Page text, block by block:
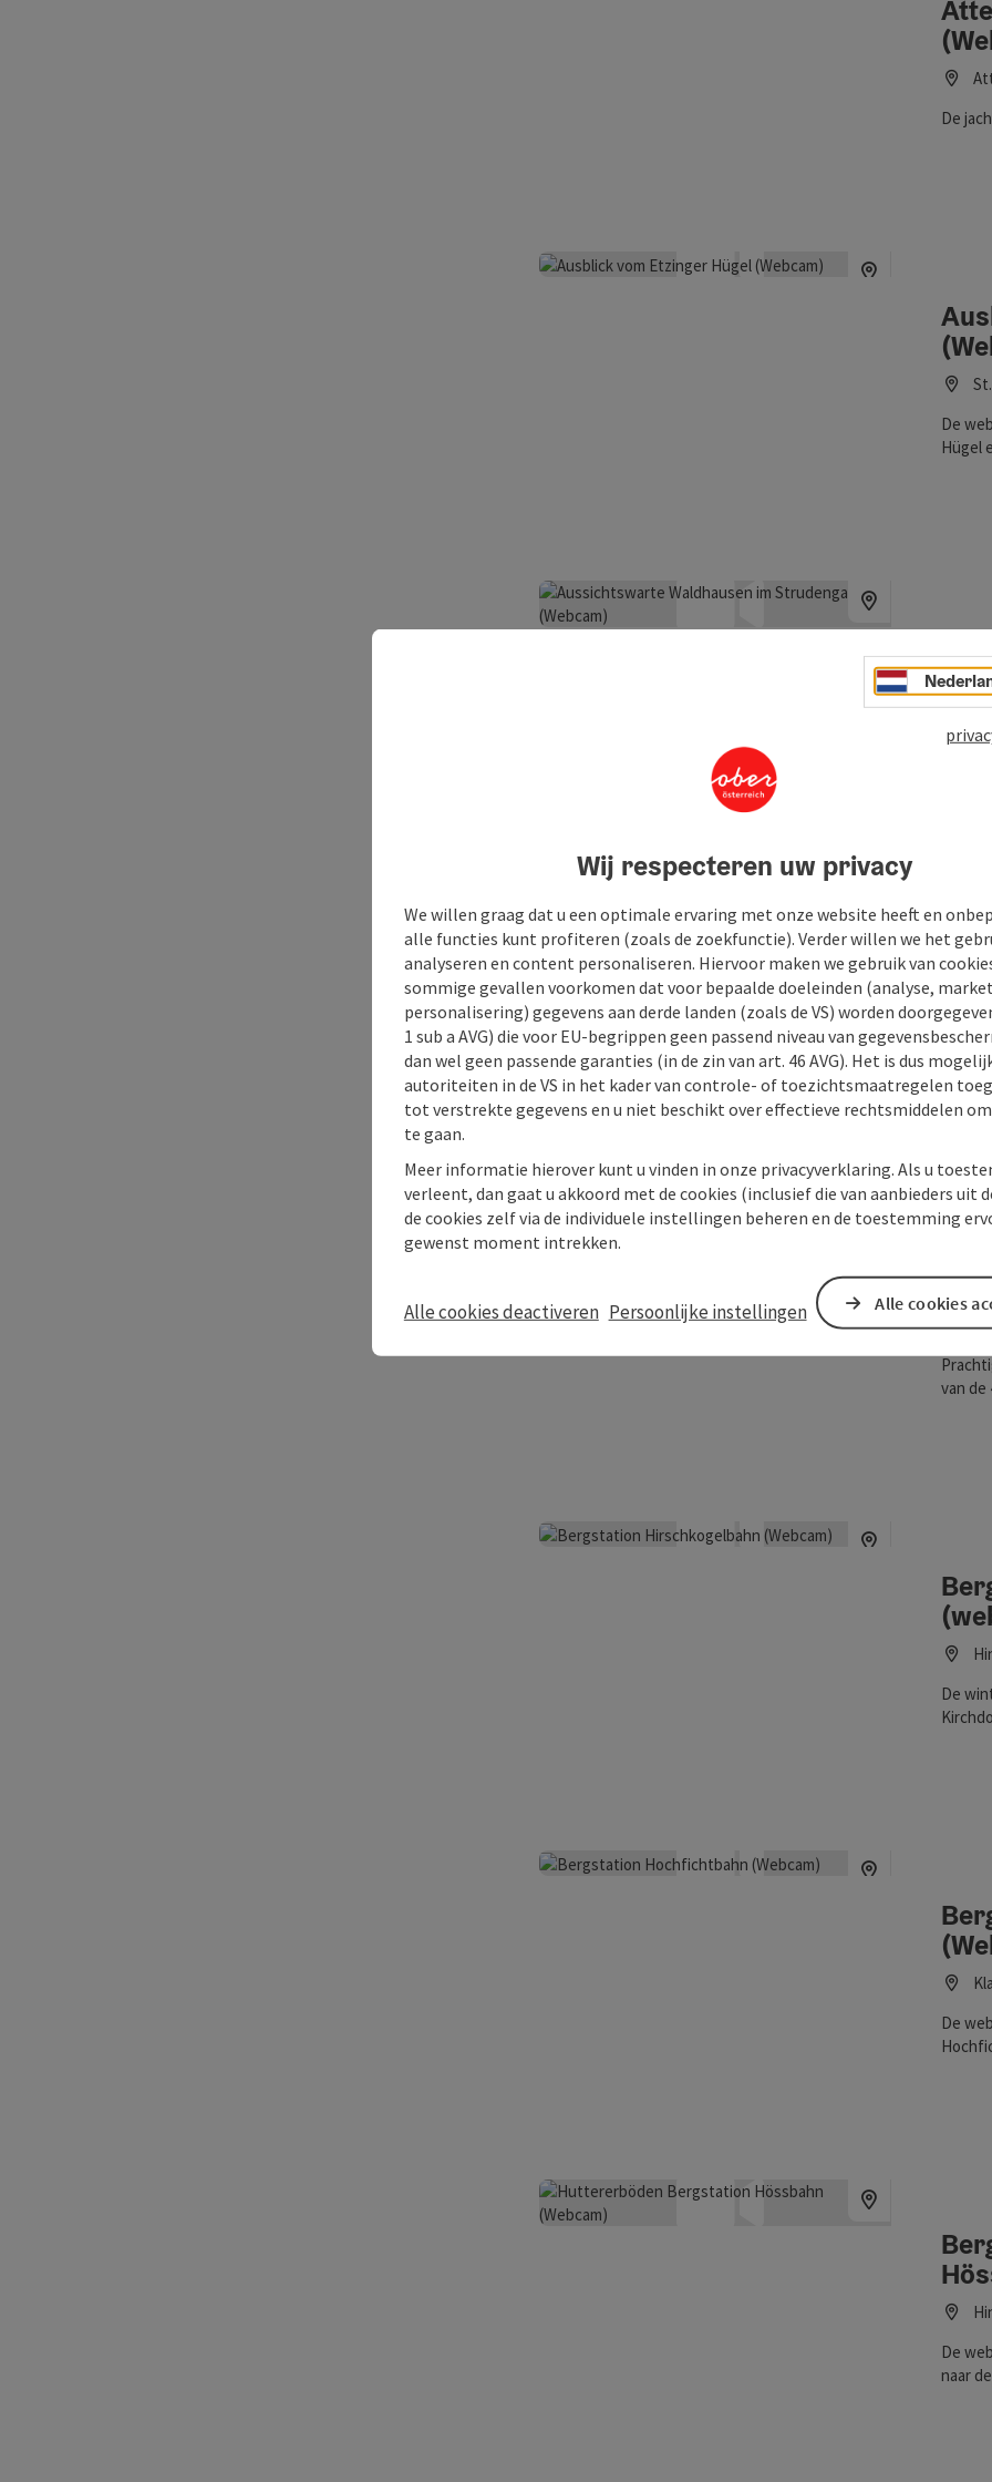
De
De
Hügel
De
van de
De
De
De
naar
Wij respecteren uw privacy
We willen graag dat u een optimale ervaring met onze website heeft en
alle functies kunt profiteren (zoals de zoekfunctie). Verder willen we het
analyseren en content personaliseren. Hiervoor maken we gebruik van
sommige gevallen voorkomen dat voor bepaalde doeleinden (analyse,
personalisering) gegevens aan derde landen (zoals de VS) worden
1 sub a AVG) die voor EU-begrippen geen passend niveau van
dan wel geen passende garanties (in de zin van art. 46 AVG). Het is dus
autoriteiten in de VS in het kader van controle- of toezichtsmaatregelen
tot verstrekte gegevens en u niet beschikt over effectieve rechtsmiddelen
te gaan.
Meer informatie hierover kunt u vinden in onze privacyverklaring. Als u
verleent, dan gaat u akkoord met de cookies (inclusief die van aanbieders uit
de cookies zelf via de individuele instellingen beheren en de toestemming
gewenst moment intrekken.
Alle cookies deactiveren Persoonlijke instellingen Alle cookies